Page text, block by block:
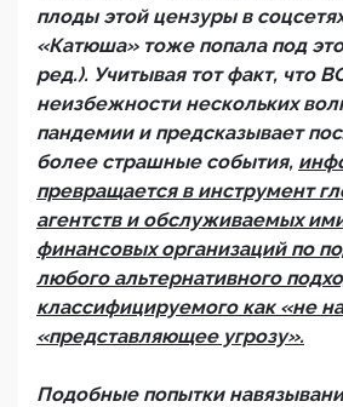
плоды этой цензуры в
«Катюша» тоже попала под
ред.). Учитывая тот факт, что
неизбежности нескольких
пандемии и предсказывает
более страшные события,
превращается в инструмент
агентств и обслуживаемых
финансовых организаций по
любого альтернативного
классифицируемого как «не
«представляющее угрозу».
Подобные попытки